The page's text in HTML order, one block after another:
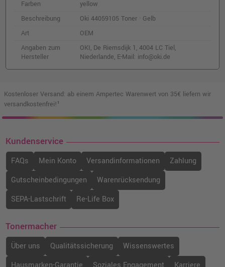
o. MwSt.206,71 €
245,98 €
inkl. MwSt.zzgl. Versand
Farben
yellow
Beschreibung
Oki 44059105 Toner · Gelb
Art
OEM
Angaben zum
Hersteller
OKI, De Riemsdijk 1, 4004 LC Tiel,
Niederlande, E-Mail: info@oki.de
Kostenloser Versand: ab einem Ampertec Warenwert von 35€ liefern wir
versandkostenfrei!¹
Kundenservice
FAQs Mein Konto Versandinformationen
Zahlung
Gutscheinbedingungen
Warenrücksendung
SEPA-Lastschrift
Re-Life Box
Tonermacher
Über uns Qualitätssicherung
Wissenswertes